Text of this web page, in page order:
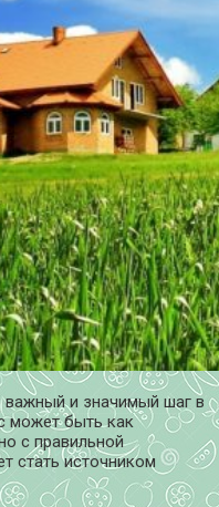
важный и значимый шаг в
может быть как
с правильной
стать источником